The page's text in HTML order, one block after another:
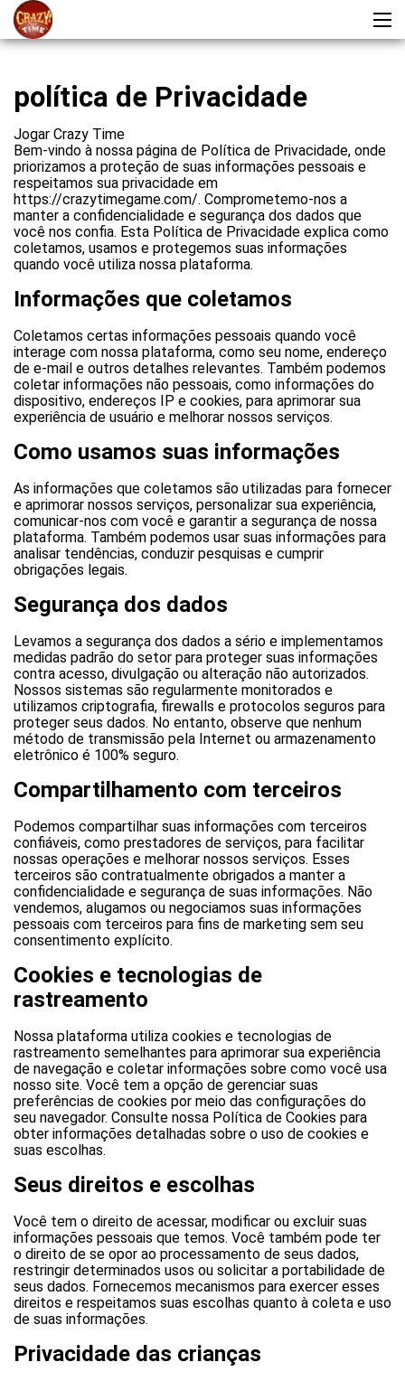
política de Privacidade
Jogar Crazy Time
Bem-vindo à nossa página de Política de Privacidade, onde
priorizamos a proteção de suas informações pessoais e
respeitamos sua privacidade em
https://crazytimegame.com/. Comprometemo-nos a
manter a confidencialidade e segurança dos dados que
você nos confia. Esta Política de Privacidade explica como
coletamos, usamos e protegemos suas informações
quando você utiliza nossa plataforma.
Informações que coletamos
Coletamos certas informações pessoais quando você
interage com nossa plataforma, como seu nome, endereço
de e-mail e outros detalhes relevantes. Também podemos
coletar informações não pessoais, como informações do
dispositivo, endereços IP e cookies, para aprimorar sua
experiência de usuário e melhorar nossos serviços.
Como usamos suas informações
As informações que coletamos são utilizadas para fornecer
e aprimorar nossos serviços, personalizar sua experiência,
comunicar-nos com você e garantir a segurança de nossa
plataforma. Também podemos usar suas informações para
analisar tendências, conduzir pesquisas e cumprir
obrigações legais.
Segurança dos dados
Levamos a segurança dos dados a sério e implementamos
medidas padrão do setor para proteger suas informações
contra acesso, divulgação ou alteração não autorizados.
Nossos sistemas são regularmente monitorados e
utilizamos criptografia, firewalls e protocolos seguros para
proteger seus dados. No entanto, observe que nenhum
método de transmissão pela Internet ou armazenamento
eletrônico é 100% seguro.
Compartilhamento com terceiros
Podemos compartilhar suas informações com terceiros
confiáveis, como prestadores de serviços, para facilitar
nossas operações e melhorar nossos serviços. Esses
terceiros são contratualmente obrigados a manter a
confidencialidade e segurança de suas informações. Não
vendemos, alugamos ou negociamos suas informações
pessoais com terceiros para fins de marketing sem seu
consentimento explícito.
Cookies e tecnologias de
rastreamento
Nossa plataforma utiliza cookies e tecnologias de
rastreamento semelhantes para aprimorar sua experiência
de navegação e coletar informações sobre como você usa
nosso site. Você tem a opção de gerenciar suas
preferências de cookies por meio das configurações do
seu navegador. Consulte nossa Política de Cookies para
obter informações detalhadas sobre o uso de cookies e
suas escolhas.
Seus direitos e escolhas
Você tem o direito de acessar, modificar ou excluir suas
informações pessoais que temos. Você também pode ter
o direito de se opor ao processamento de seus dados,
restringir determinados usos ou solicitar a portabilidade de
seus dados. Fornecemos mecanismos para exercer esses
direitos e respeitamos suas escolhas quanto à coleta e uso
de suas informações.
Privacidade das crianças